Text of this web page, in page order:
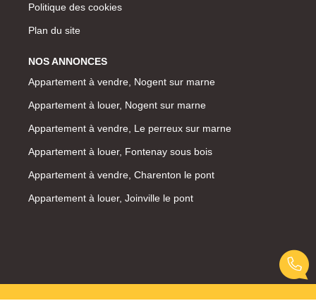
Politique des cookies
Plan du site
NOS ANNONCES
Appartement à vendre, Nogent sur marne
Appartement à louer, Nogent sur marne
Appartement à vendre, Le perreux sur marne
Appartement à louer, Fontenay sous bois
Appartement à vendre, Charenton le pont
Appartement à louer, Joinville le pont